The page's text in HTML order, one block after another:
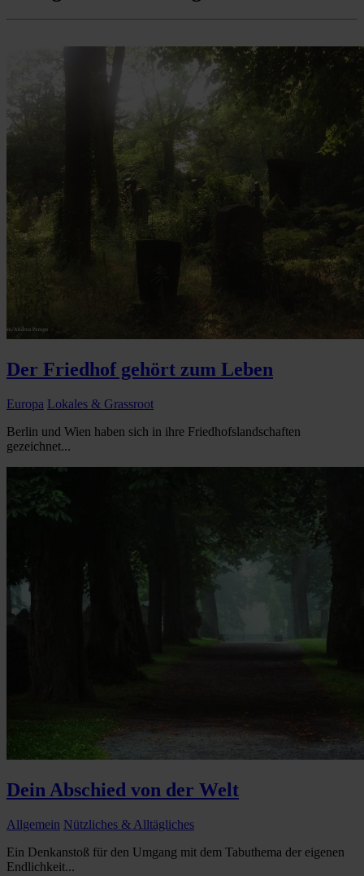
Der Friedhof gehört zum Leben
Europa Lokales & Grassroot
Berlin und Wien haben sich in ihre Friedhofslandschaften
gezeichnet...
Dein Abschied von der Welt
Allgemein Nützliches & Alltägliches
Ein Denkanstoß für den Umgang mit dem Tabuthema der eigenen
Endlichkeit...